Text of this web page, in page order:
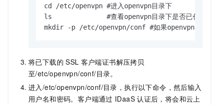
cd /etc/openvpn #进入openvpn目录下
ls              #查看openvpn目录下是否已创建
mkdir -p /etc/openvpn/conf #如果openvpn目录下
将已下载的 SSL 客户端证书解压拷贝
至/etc/openvpn/conf/目录。
进入/etc/openvpn/conf/目录，执行以下命令，然后输入
用户名和密码。客户端通过 IDaaS 认证后，将会和云上